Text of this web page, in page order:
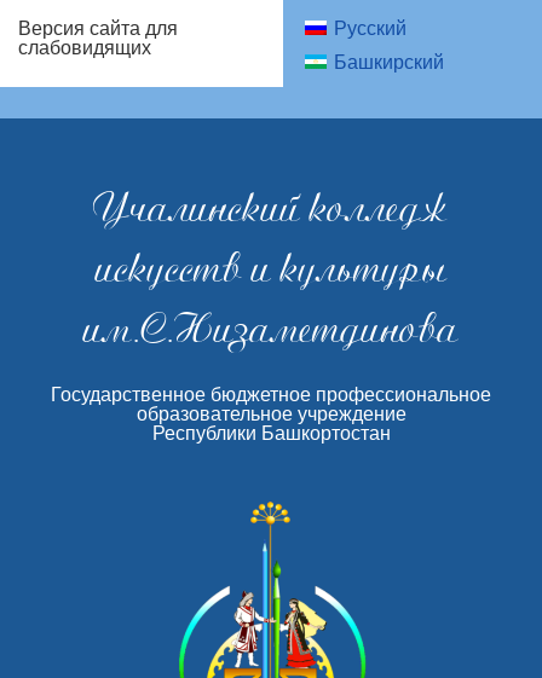
Версия сайта для
слабовидящих
Русский
Башкирский
Учалинский колледж
искусств и культуры
им.С.Низаметдинова
Государственное бюджетное профессиональное
образовательное учреждение
Республики Башкортостан